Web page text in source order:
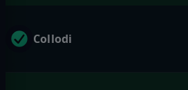
Collodi